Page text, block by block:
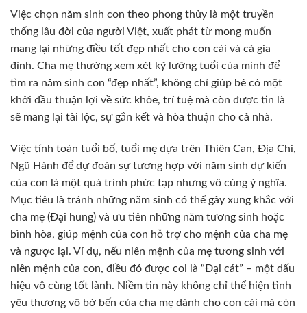
Việc chọn năm sinh con theo phong thủy là một truyền
thống lâu đời của người Việt, xuất phát từ mong muốn
mang lại những điều tốt đẹp nhất cho con cái và cả gia
đình. Cha mẹ thường xem xét kỹ lưỡng tuổi của mình để
tìm ra năm sinh con “đẹp nhất”, không chỉ giúp bé có một
khởi đầu thuận lợi về sức khỏe, trí tuệ mà còn được tin là
sẽ mang lại tài lộc, sự gắn kết và hòa thuận cho cả nhà.
Việc tính toán tuổi bố, tuổi mẹ dựa trên Thiên Can, Địa Chi,
Ngũ Hành để dự đoán sự tương hợp với năm sinh dự kiến
của con là một quá trình phức tạp nhưng vô cùng ý nghĩa.
Mục tiêu là tránh những năm sinh có thể gây xung khắc với
cha mẹ (Đại hung) và ưu tiên những năm tương sinh hoặc
bình hòa, giúp mệnh của con hỗ trợ cho mệnh của cha mẹ
và ngược lại. Ví dụ, nếu niên mệnh của mẹ tương sinh với
niên mệnh của con, điều đó được coi là “Đại cát” – một dấu
hiệu vô cùng tốt lành. Niềm tin này không chỉ thể hiện tình
yêu thương vô bờ bến của cha mẹ dành cho con cái mà còn